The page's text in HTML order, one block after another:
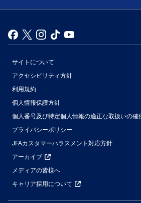
サイトについて
アクセシビリティ方針
利用規約
個人情報保護方針
個人番号及び特定個人情報の適正な取扱いの
プライバシーポリシー
JFAカスタマーハラスメント対応方針
アーカイブ
メディアの皆様へ
キャリア採用について